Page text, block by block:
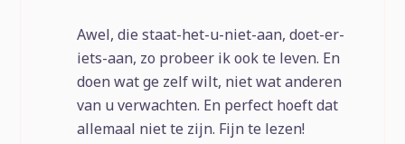
Awel, die staat-het-u-niet-aan, doet-er-
iets-aan, zo probeer ik ook te leven. En
doen wat ge zelf wilt, niet wat anderen
van u verwachten. En perfect hoeft dat
allemaal niet te zijn. Fijn te lezen!